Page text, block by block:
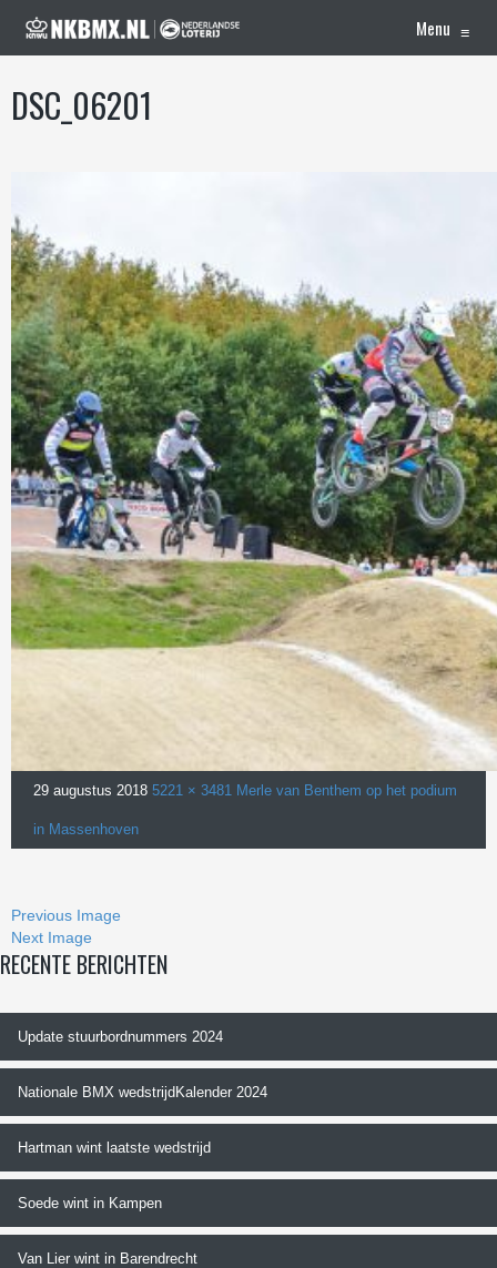
Menu ≡
DSC_06201
29 augustus 2018 5221 × 3481 Merle van Benthem op het podium
in Massenhoven
Previous Image
Next Image
RECENTE BERICHTEN
Update stuurbordnummers 2024
Nationale BMX wedstrijdKalender 2024
Hartman wint laatste wedstrijd
Soede wint in Kampen
Van Lier wint in Barendrecht